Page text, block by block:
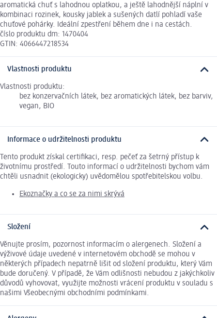
aromatická chuť s lahodnou oplatkou, a ještě lahodnější náplní v
kombinaci rozinek, kousky jablek a sušených datlí pohladí vaše
chuťové pohárky. Ideální zpestření během dne i na cestách.
číslo produktu dm: 1470404
GTIN: 4066447218534
Vlastnosti produktu
Vlastnosti produktu:
bez konzervačních látek, bez aromatických látek, bez barviv,
vegan, BIO
Informace o udržitelnosti produktu
Tento produkt získal certifikaci, resp. pečeť za šetrný přístup k
životnímu prostředí. Touto informací o udržitelnosti bychom vám
chtěli usnadnit (ekologicky) uvědomělou spotřebitelskou volbu.
Ekoznačky a co se za nimi skrývá
Složení
Věnujte prosím, pozornost informacím o alergenech. Složení a
výživové údaje uvedené v internetovém obchodě se mohou v
některých případech nepatrně lišit od složení produktu, který Vám
bude doručený. V případě, že Vám odlišnosti nebudou z jakýchkoliv
důvodů vyhovovat, využijte možnosti vrácení produktu v souladu s
našimi Všeobecnými obchodními podmínkami.